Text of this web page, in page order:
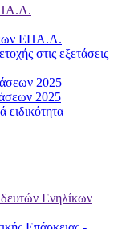
ΕΠΑ.Λ.
στις εξετάσεις
2025
2025
Ενηλίκων